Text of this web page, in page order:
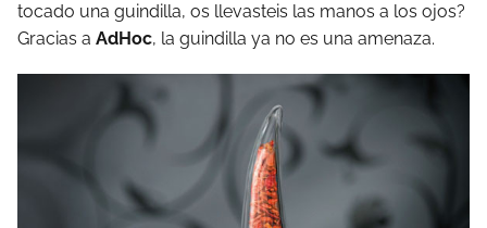
tocado una guindilla, os llevasteis las manos a los ojos?
Gracias a AdHoc, la guindilla ya no es una amenaza.